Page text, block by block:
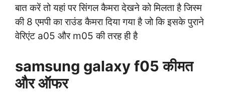
बात करें तो यहां पर सिंगल कैमरा देखने को मिलता है जिस्म
की 8 एमपी का राउंड कैमरा दिया गया है जो कि इसके पुराने
वेरिएंट a05 और m05 की तरह ही है
samsung galaxy f05 कीमत
और ऑफर